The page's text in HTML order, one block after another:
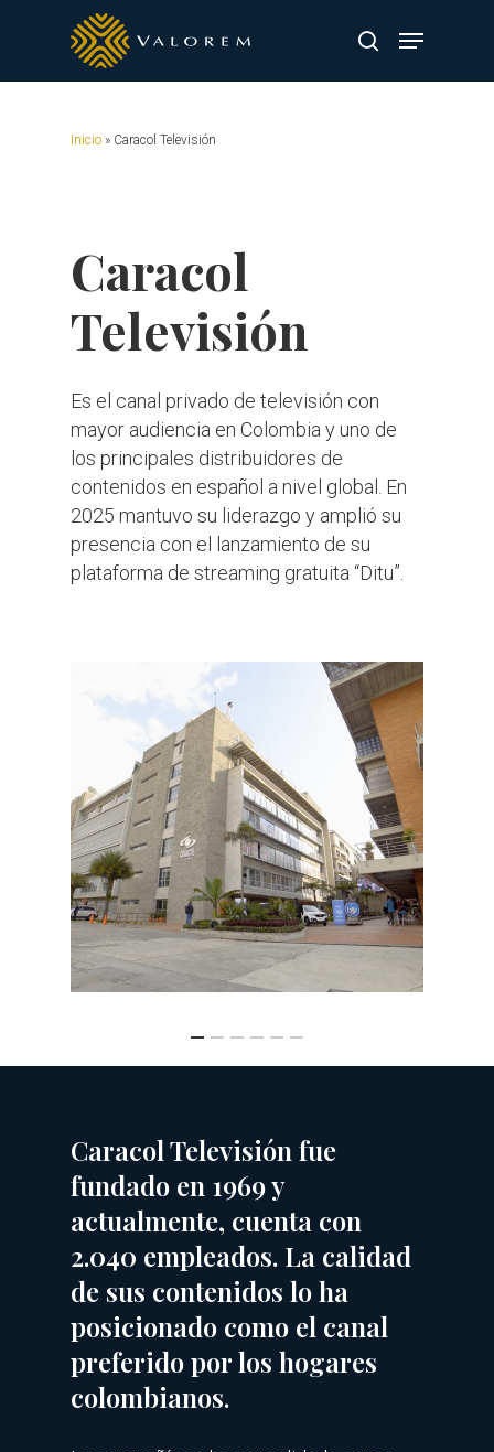
search
Menu
Inicio » Caracol Televisión
Caracol
Televisión
Es el canal privado de televisión con
mayor audiencia en Colombia y uno de
los principales distribuidores de
contenidos en español a nivel global. En
2025 mantuvo su liderazgo y amplió su
presencia con el lanzamiento de su
plataforma de streaming gratuita “Ditu”.
Caracol Televisión fue
fundado en 1969 y
actualmente, cuenta con
2.040 empleados. La calidad
de sus contenidos lo ha
posicionado como el canal
preferido por los hogares
colombianos.